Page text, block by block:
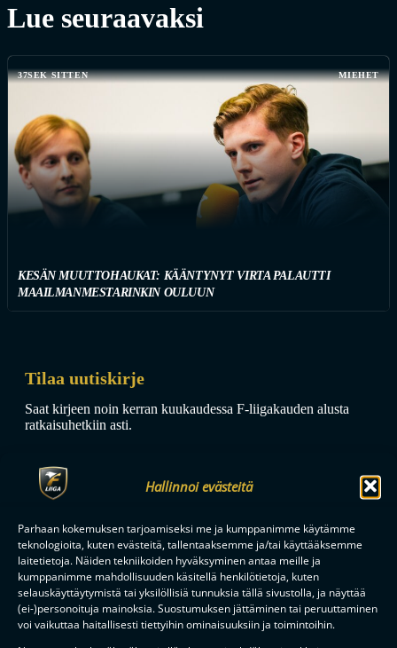
Hallinnoi evästeitä
Parhaan kokemuksen tarjoamiseksi me ja kumppanimme käytämme
teknologioita, kuten evästeitä, tallentaaksemme ja/tai käyttääksemme
laitetietoja. Näiden tekniikoiden hyväksyminen antaa meille ja
kumppanimme mahdollisuuden käsitellä henkilötietoja, kuten
selauskäyttäytymistä tai yksilöllisiä tunnuksia tällä sivustolla, ja näyttää
(ei-)personoituja mainoksia. Suostumuksen jättäminen tai peruuttaminen
voi vaikuttaa haitallisesti tiettyihin ominaisuuksiin ja toimintoihin.
Lue seuraavaksi
37SEK SITTEN MIEHET
KESÄN MUUTTOHAUKAT: KÄÄNTYNYT VIRTA PALAUTTI
MAAILMANMESTARINKIN OULUUN
Tilaa uutiskirje
Saat kirjeen noin kerran kuukaudessa F-liigakauden alusta
ratkaisuhetkiin asti.
TILAA
F-LIIGANKUMPPANIT